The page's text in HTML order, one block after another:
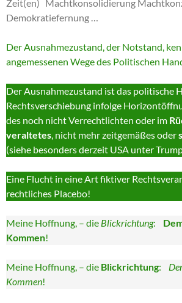
Zeit(en) Machtkonsolidierung
Demokratiefernung …
Der Ausnahmezustand, der Notstand,
angemessenen Wege des Politischen
Der Ausnahmezustand ist das politische
Rechtsverschiebung infolge
des noch nicht Verrechtlichten oder im
veraltetes, nicht mehr zeitgemäßes oder
(siehe besonders derzeit USA unter
Eine Flucht in eine Art fiktiver
rechtliches Placebo!
Meine Hoffnung, – die Blickrichtung:
Kommen!
Meine Hoffnung, – die Blickrichtung:
Kommen!